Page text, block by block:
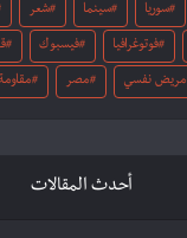
سوريا سينما شعر
فوتوغرافيا فيسبوك
مريض نفسي مصر
أحدث المقالات